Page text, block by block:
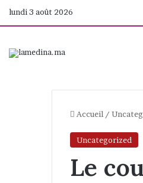
lundi 3 août 2026
Accueil /
Uncategorized
Le